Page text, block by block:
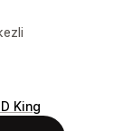
King